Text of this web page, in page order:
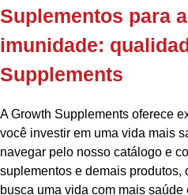
Suplementos para
imunidade:
Supplements
A Growth Supplements oferece
você investir em uma vida mais
navegar pelo nosso catálogo e